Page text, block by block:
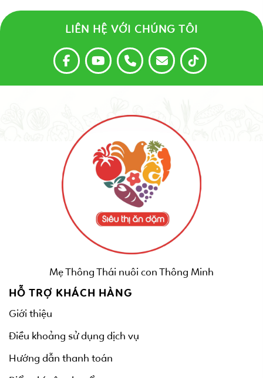
LIÊN HỆ VỚI CHÚNG TÔI
Mẹ Thông Thái nuôi con Thông Minh
HỖ TRỢ KHÁCH HÀNG
Giới thiệu
Điều khoảng sử dụng dịch vụ
Hướng dẫn thanh toán